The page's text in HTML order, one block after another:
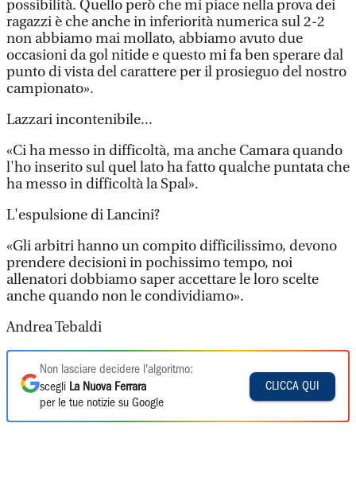
possibilità. Quello però che mi piace nella prova dei
ragazzi è che anche in inferiorità numerica sul 2-2
non abbiamo mai mollato, abbiamo avuto due
occasioni da gol nitide e questo mi fa ben sperare dal
punto di vista del carattere per il prosieguo del nostro
campionato».
Lazzari incontenibile...
«Ci ha messo in difficoltà, ma anche Camara quando
l'ho inserito sul quel lato ha fatto qualche puntata che
ha messo in difficoltà la Spal».
L'espulsione di Lancini?
«Gli arbitri hanno un compito difficilissimo, devono
prendere decisioni in pochissimo tempo, noi
allenatori dobbiamo saper accettare le loro scelte
anche quando non le condividiamo».
Andrea Tebaldi
Non lasciare decidere l'algoritmo:
scegli La Nuova Ferrara
per le tue notizie su Google
CLICCA QUI